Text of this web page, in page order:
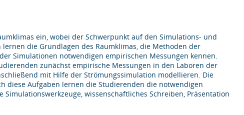
ein, wobei der Schwerpunkt auf den Simulations- und
die Grundlagen des Raumklimas, die Methoden der
Simulationen notwendigen empirischen Messungen kennen.
zunächst empirische Messungen in den Laboren der
mit Hilfe der Strömungssimulation modellieren. Die
diese Aufgaben lernen die Studierenden die notwendigen
wissenschaftliches Schreiben, Präsentation